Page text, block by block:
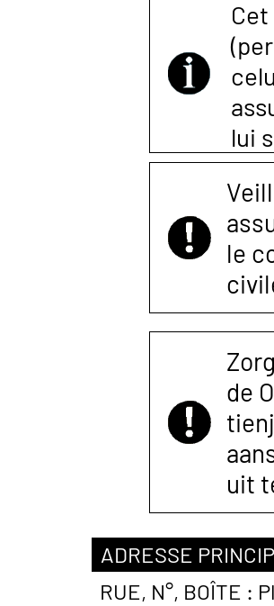
lui
le
de
uit
ADRESSE
RUE, N°, BOÎTE :